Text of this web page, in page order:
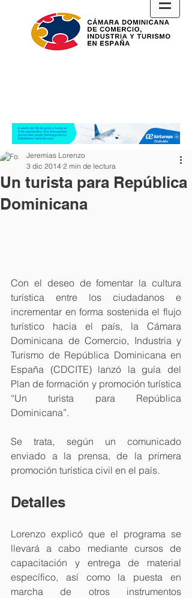
Un turista para República
Dominicana
Jeremias Lorenzo
3 dic 2014 2 min de lectura
Con el deseo de fomentar la cultura
turística entre los ciudadanos e
incrementar en forma sostenida el flujo
turístico hacia el país, la Cámara
Dominicana de Comercio, Industria y
Turismo de República Dominicana en
España (CDCITE) lanzó la guía del
Plan de formación y promoción turística
“Un turista para República
Dominicana”.
Se trata, según un comunicado
enviado a la prensa, de la primera
promoción turística civil en el país.
Detalles
Lorenzo explicó que el programa se
llevará a cabo mediante cursos de
capacitación y entrega de material
específico, así como la puesta en
marcha de otros instrumentos